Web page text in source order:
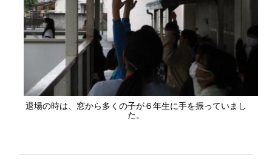
退場の時は、窓から多くの子が６年生に手を振っていまし
た。